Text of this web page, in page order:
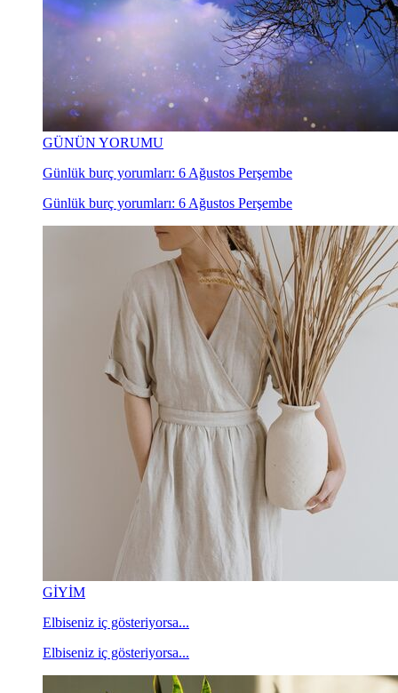
GÜNÜN YORUMU
Günlük burç yorumları: 6 Ağustos Perşembe
Günlük burç yorumları: 6 Ağustos Perşembe
GİYİM
Elbiseniz iç gösteriyorsa...
Elbiseniz iç gösteriyorsa...